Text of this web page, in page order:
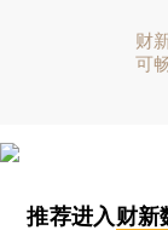
财
可
推荐进入财新